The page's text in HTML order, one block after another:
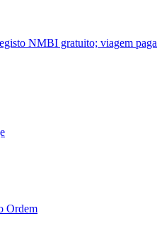
NMBI gratuito; viagem paga
Ordem